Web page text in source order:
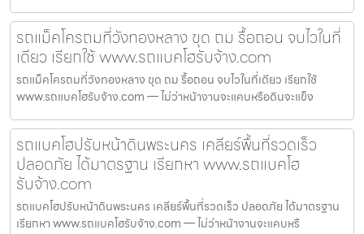
รถแม็คโครถมที่วังทองหลาง ขุด ถม รื้อถอน จบไวในที่
เดียว เรียกใช้ www.รถแบคโฮรับจ้าง.com
รถแม็คโครถมที่วังทองหลาง ขุด ถม รื้อถอน จบไวในที่เดียว เรียกใช้
www.รถแบคโฮรับจ้าง.com — ไม่ว่าหน้างานจะแคบหรือดินจะแข็ง
รถแบคโฮปรับหน้าดินพระนคร เคลียร์พื้นที่รวดเร็ว
ปลอดภัย ได้มาตรฐาน เรียกหา www.รถแบคโฮ
รับจ้าง.com
รถแบคโฮปรับหน้าดินพระนคร เคลียร์พื้นที่รวดเร็ว ปลอดภัย ได้มาตรฐาน
เรียกหา www.รถแบคโฮรับจ้าง.com — ไม่ว่าหน้างานจะแคบหรื